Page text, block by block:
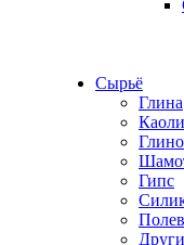
Сырьё
Глина
Гипс